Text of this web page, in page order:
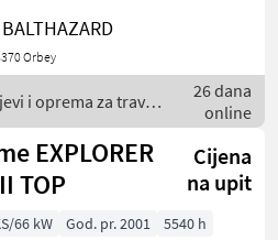
cardan Mise en
manuelle Roue
en 16x6.50-8
d'utilisation
Orbey
i oprema za travu i
/ Kuhn
26 dana
online
EXPLORER
TOP
Cijena
na upit
66 kW God. pr. 2001
5540 h